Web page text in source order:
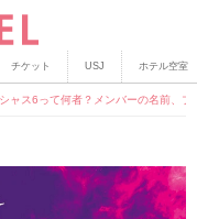
チケット USJ ホテル空室
シャス6って何者？メンバーの名前、